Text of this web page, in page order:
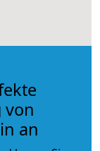
von
an